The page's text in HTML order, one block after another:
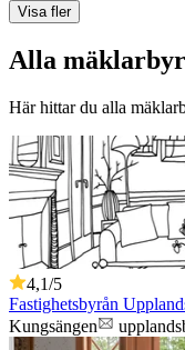
Visa fler
Alla
Här hittar du alla
4,1/5
Fastighetsbyrån
Kungsängen